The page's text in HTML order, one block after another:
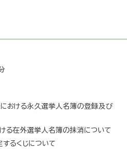
おける永久選挙人名簿の登録及び
る在外選挙人名簿の抹消について
るくじについて